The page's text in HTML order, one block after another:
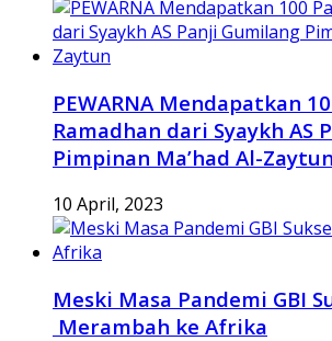
PEWARNA Mendapatkan
Ramadhan dari Syaykh AS
Pimpinan Ma’had Al-Zaytun
10 April, 2023
Meski Masa Pandemi GBI
Merambah ke Afrika